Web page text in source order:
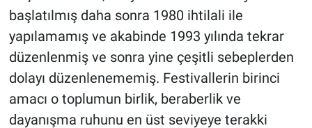
başlatılmış daha sonra 1980 ihtilali ile
yapılamamış ve akabinde 1993 yılında tekrar
düzenlenmiş ve sonra yine çeşitli sebeplerden
dolayı düzenlenememiş. Festivallerin birinci
amacı o toplumun birlik, beraberlik ve
dayanışma ruhunu en üst seviyeye terakki